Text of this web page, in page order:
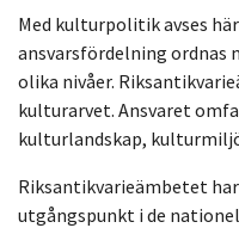
Med kulturpolitik avses
ansvarsfördelning ordnas
olika nivåer.
kulturarvet. Ansvaret
kulturlandskap,
Riksantikvarieämbetet
utgångspunkt i de